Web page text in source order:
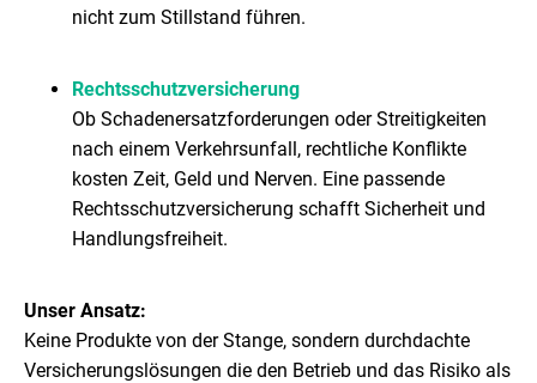
nicht zum Stillstand führen.
Rechtsschutzversicherung
Ob Schadenersatzforderungen oder Streitigkeiten
nach einem Verkehrsunfall, rechtliche Konflikte
kosten Zeit, Geld und Nerven. Eine passende
Rechtsschutzversicherung schafft Sicherheit und
Handlungsfreiheit.
Unser Ansatz:
Keine Produkte von der Stange, sondern durchdachte
Versicherungslösungen die den Betrieb und das Risiko als